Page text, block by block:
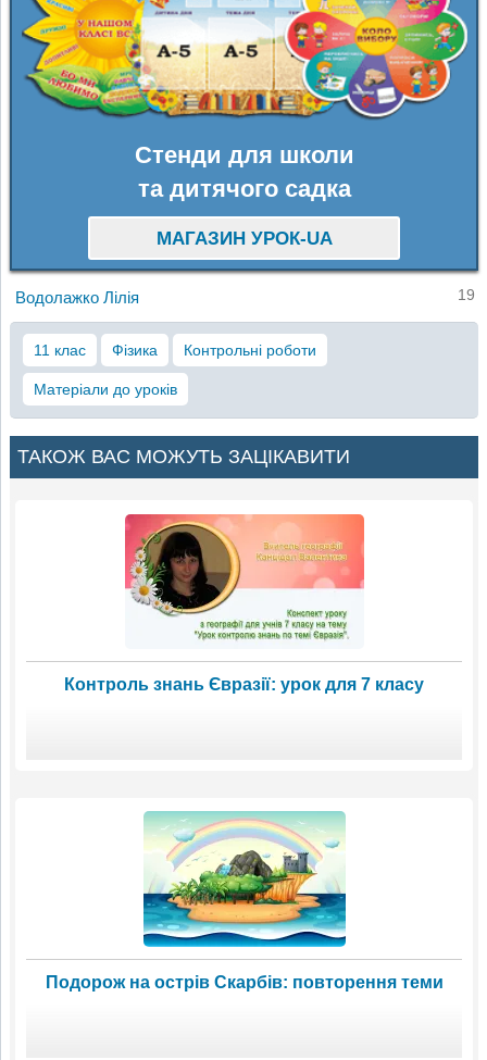
Стенди для школи
та дитячого садка
МАГАЗИН УРОК-UA
Водолажко Лілія 19
11 клас Фізика Контрольні роботи
Матеріали до уроків
ТАКОЖ ВАС МОЖУТЬ ЗАЦІКАВИТИ
Контроль знань Євразії: урок для 7 класу
Подорож на острів Скарбів: повторення теми